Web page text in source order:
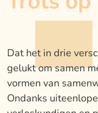
Dat het in drie
gelukt om samen
vormen van
Ondanks